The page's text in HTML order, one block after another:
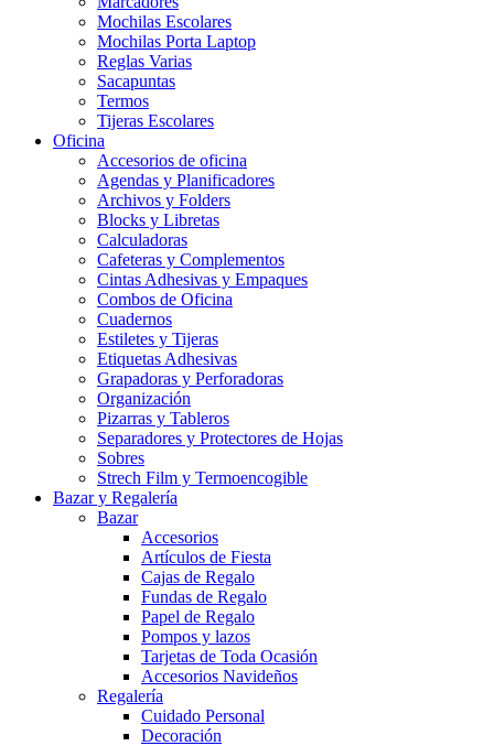
Mochilas Escolares
Mochilas Porta Laptop
Reglas Varias
Sacapuntas
Termos
Tijeras Escolares
Oficina
Accesorios de oficina
Agendas y Planificadores
Archivos y Folders
Blocks y Libretas
Calculadoras
Cafeteras y Complementos
Cintas Adhesivas y Empaques
Combos de Oficina
Cuadernos
Estiletes y Tijeras
Etiquetas Adhesivas
Grapadoras y Perforadoras
Organización
Pizarras y Tableros
Separadores y Protectores de Hojas
Sobres
Strech Film y Termoencogible
Bazar y Regalería
Bazar
Accesorios
Artículos de Fiesta
Cajas de Regalo
Fundas de Regalo
Papel de Regalo
Pompos y lazos
Tarjetas de Toda Ocasión
Accesorios Navideños
Regalería
Cuidado Personal
Decoración